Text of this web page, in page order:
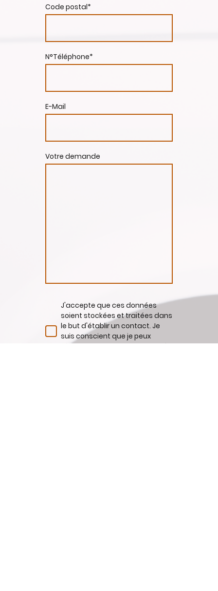
Code postal*
N°Téléphone*
E-Mail
Votre demande
J'accepte que ces données
soient stockées et traitées dans
le but d'établir un contact. Je
suis conscient que je peux
révoquer mon consentement à